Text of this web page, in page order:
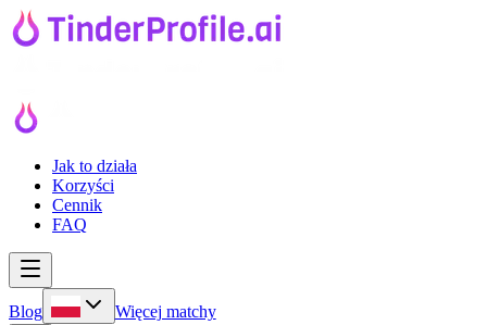
Jak to działa
Korzyści
Cennik
FAQ
Blog Więcej matchy